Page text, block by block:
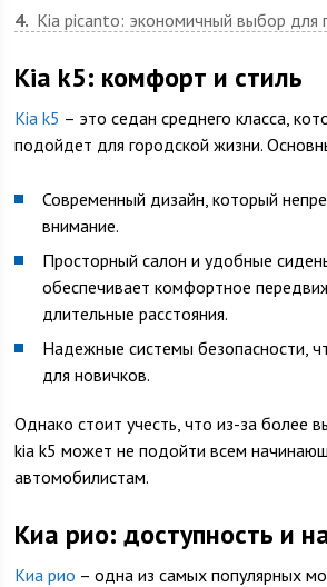
4 Kia picanto: экономичный выбор для
Kia k5: комфорт и стиль
Kia k5 – это седан среднего класса,
подойдет для городской жизни.
Современный дизайн, который
внимание.
Просторный салон и удобные
обеспечивает комфортное
длительные расстояния.
Надежные системы безопасности,
для новичков.
Однако стоит учесть, что из-за более
kia k5 может не подойти всем
автомобилистам.
Киа рио: доступность и
Киа рио – одна из самых популярных